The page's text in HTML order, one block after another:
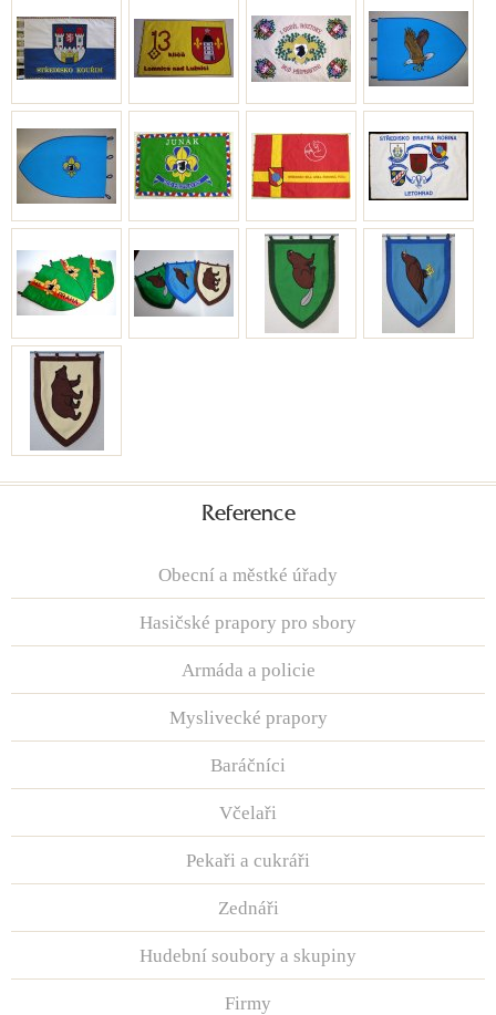
Reference
Obecní a městké úřady
Hasičské prapory pro sbory
Armáda a policie
Myslivecké prapory
Baráčníci
Včelaři
Pekaři a cukráři
Zednáři
Hudební soubory a skupiny
Firmy